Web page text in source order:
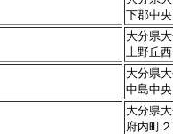
下郡中
大分県
上野丘
大分県
中島中
大分県
府内町